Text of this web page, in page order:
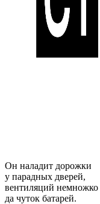
Он наладит дорожки
у парадных дверей,
вентиляций немножко
да чуток батарей.